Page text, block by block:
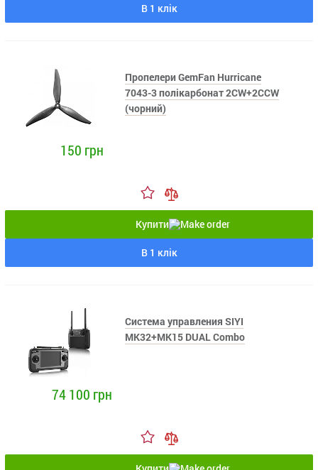
В 1 клік
Пропелери GemFan Hurricane
7043-3 полікарбонат 2CW+2CCW
(чорний)
150 грн
Купити
В 1 клік
Система управления SIYI
MK32+MK15 DUAL Combo
74 100 грн